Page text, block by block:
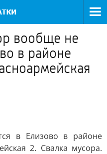
вообще не
в районе
в Елизово в районе
2. Свалка мусора.